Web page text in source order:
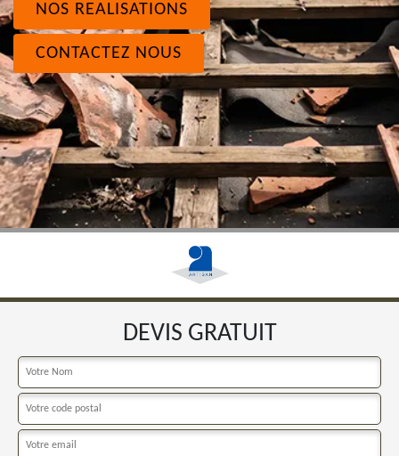
NOS REALISATIONS
CONTACTEZ NOUS
DEVIS GRATUIT